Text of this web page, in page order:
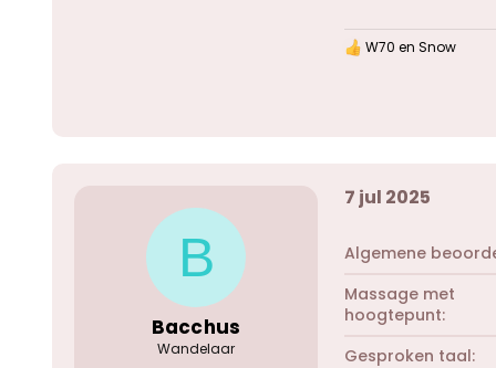
W
n
n
W70 en Snow
B
Bacchus
Wandelaar
7 jul 2025
Algemene
Massage met
hoogtepunt
Gesproken taal